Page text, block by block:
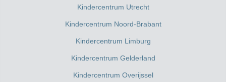
Kindercentrum Utrecht
Kindercentrum Noord-Brabant
Kindercentrum Limburg
Kindercentrum Gelderland
Kindercentrum Overijssel